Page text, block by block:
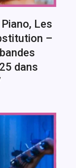
Les
–
dans